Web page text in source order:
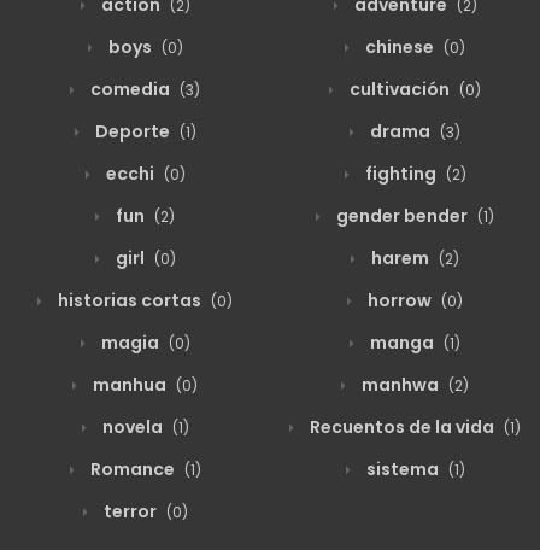
(2) (2)
boys (0) chinese (0)
comedia (3) cultivación (0)
Deporte (1) drama (3)
ecchi (0) fighting (2)
fun (2) gender bender (1)
girl (0) harem (2)
historias cortas (0) horrow (0)
magia (0) manga (1)
manhua (0) manhwa (2)
novela (1) Recuentos de la vida (1)
Romance (1) sistema (1)
terror (0)